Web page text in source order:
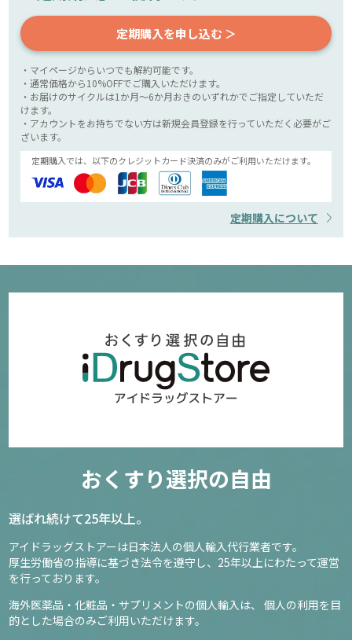
定期購入を申し込む ＞
・マイページからいつでも解約可能です。
・通常価格から10%OFFでご購入いただけます。
・お届けのサイクルは1か月～6か月おきのいずれかでご指定していただ
けます。
・アカウントをお持ちでない方は新規会員登録を行っていただく必要がご
ざいます。
定期購入では、以下のクレジットカード決済のみがご利用いただけます。
定期購入について
おくすり選択の自由
選ばれ続けて25年以上。
アイドラッグストアーは日本法人の個人輸入代行業者です。
厚生労働省の指導に基づき法令を遵守し、 25年以上にわたって運営
を行っております。
海外医薬品・化粧品・サプリメントの個人輸入は、
個人の利用を目
的とした場合のみご利用いただけます。